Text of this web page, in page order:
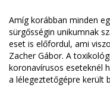
Amíg korábban minden
sürgősségin unikumnak
eset is előfordul, ami
Zacher Gábor. A
koronavírusos eseteknél
a lélegeztetőgépre került